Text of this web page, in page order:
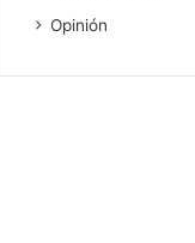
Opinión